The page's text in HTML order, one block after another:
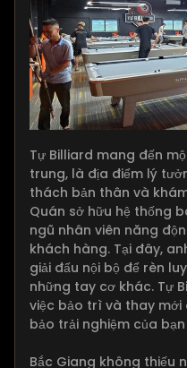
Tự Billiard mang đến
trung, là địa điểm lý
thách bản thân và
Quán sở hữu hệ thống
ngũ nhân viên năng
khách hàng. Tại đây,
giải đấu nội bộ để rèn
những tay cơ khác. Tự
việc bảo trì và thay mới
bảo trải nghiệm của
Bắc Giang không thiếu